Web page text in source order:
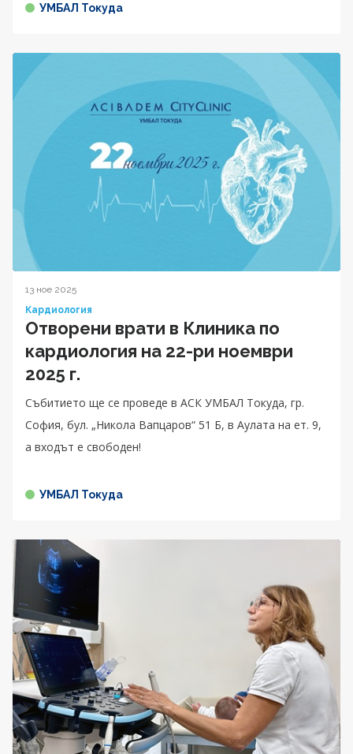
УМБАЛ Токуда
13 ное 2025
Кардиология
Отворени врати в Клиника по
кардиология на 22-ри ноември
2025 г.
Събитието ще се проведе в АСК УМБАЛ Токуда, гр.
София, бул. „Никола Вапцаров“ 51 Б, в Аулата на ет. 9,
а входът е свободен!
УМБАЛ Токуда